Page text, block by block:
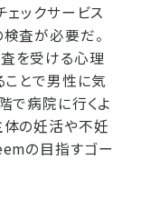
ックサービス
査が必要だ。
を受ける心理
ことで男性に気
で病院に行くよ
体の妊活や不妊
の目指すゴー